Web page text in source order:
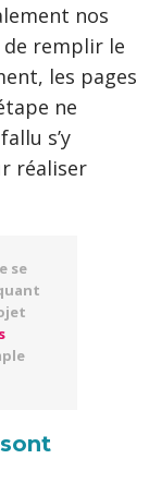
nos
remplir le
les pages
ne
s’y
réaliser
se